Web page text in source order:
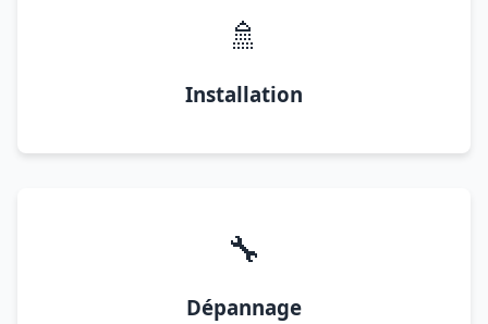
🚿
Installation
🔧
Dépannage